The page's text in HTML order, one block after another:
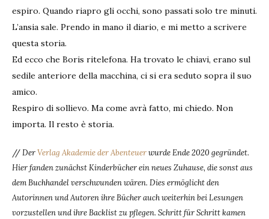
espiro. Quando riapro gli occhi, sono passati solo tre minuti.
L’ansia sale. Prendo in mano il diario, e mi metto a scrivere
questa storia.
Ed ecco che Boris ritelefona. Ha trovato le chiavi, erano sul
sedile anteriore della macchina, ci si era seduto sopra il suo
amico.
Respiro di sollievo. Ma come avrà fatto, mi chiedo. Non
importa. Il resto è storia.
//DerVerlag Akademie der Abenteuerwurde Ende 2020 gegründet.
Hier fanden zunächst Kinderbücher ein neues Zuhause, die sonst aus
dem Buchhandel verschwunden wären. Dies ermöglicht den
Autorinnen und Autoren ihre Bücher auch weiterhin bei Lesungen
vorzustellen und ihre Backlist zu pflegen. Schritt für Schritt kamen